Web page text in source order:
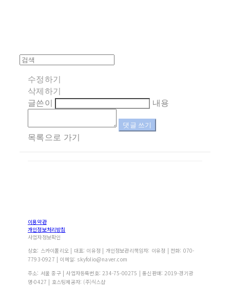
수정하기
삭제하기
글쓴이
내용
댓글 쓰기
목록으로 가기
이용약관
개인정보처리방침
사업자정보확인
상호: 스카이폴리오 | 대표: 이유정 | 개인정보관리책임자: 이유정 | 전화: 070-
7793-0927 | 이메일: skyfolio@naver.com
주소: 서울 중구 | 사업자등록번호: 234-75-00275 | 통신판매: 2019-경기광
명-0427 | 호스팅제공자: (주)식스샵